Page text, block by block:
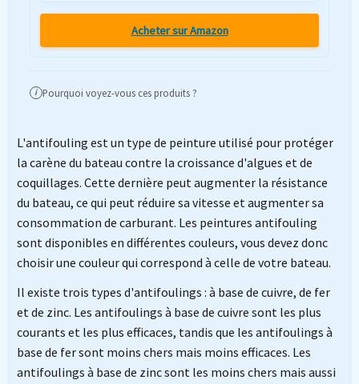
Acheter sur Amazon
i Pourquoi voyez-vous ces produits ?
L'antifouling est un type de peinture utilisé pour protéger
la carène du bateau contre la croissance d'algues et de
coquillages. Cette dernière peut augmenter la résistance
du bateau, ce qui peut réduire sa vitesse et augmenter sa
consommation de carburant. Les peintures antifouling
sont disponibles en différentes couleurs, vous devez donc
choisir une couleur qui correspond à celle de votre bateau.
Il existe trois types d'antifoulings : à base de cuivre, de fer
et de zinc. Les antifoulings à base de cuivre sont les plus
courants et les plus efficaces, tandis que les antifoulings à
base de fer sont moins chers mais moins efficaces. Les
antifoulings à base de zinc sont les moins chers mais aussi